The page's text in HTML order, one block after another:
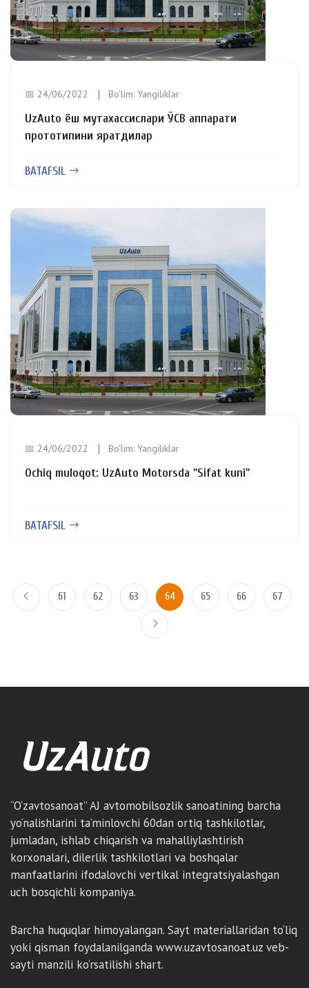
📅 24/06/2022 Bo'lim: Yangiliklar
UzAuto ёш мутахассислари ЎСВ аппарати
прототипини яратдилар
BATAFSIL
📅 24/06/2022 Bo'lim: Yangiliklar
Ochiq muloqot: UzAuto Motorsda "Sifat kuni"
BATAFSIL
61 62 63 64 65 66 67
“O‘zavtosanoat” AJ avtomobilsozlik sanoatining barcha
yo‘nalishlarini ta’minlovchi 60dan ortiq tashkilotlar,
jumladan, ishlab chiqarish va mahalliylashtirish
korxonalari, dilerlik tashkilotlari va boshqalar
manfaatlarini ifodalovchi vertikal integratsiyalashgan
uch bosqichli kompaniya.
Barcha huquqlar himoyalangan. Sayt materiallaridan to‘liq
yoki qisman foydalanilganda www.uzavtosanoat.uz veb-
sayti manzili ko‘rsatilishi shart.